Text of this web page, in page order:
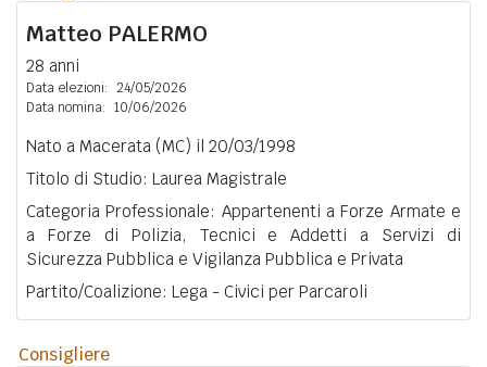
Matteo PALERMO
28 anni
Data elezioni: 24/05/2026
Data nomina: 10/06/2026
Nato a Macerata (MC) il 20/03/1998
Titolo di Studio: Laurea Magistrale
Categoria Professionale: Appartenenti a Forze Armate e
a Forze di Polizia, Tecnici e Addetti a Servizi di
Sicurezza Pubblica e Vigilanza Pubblica e Privata
Partito/Coalizione: Lega - Civici per Parcaroli
Consigliere